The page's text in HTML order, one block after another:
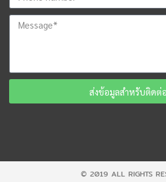
ส่งข้อมูลสำหรับติดต่
© 2019 ALL RIGHTS